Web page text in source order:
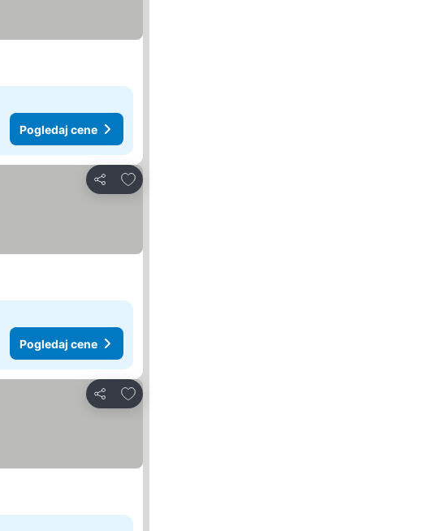
Pogledaj cene
Deli
Dodati u favorite
Pogledaj cene
Deli
Dodati u favorite